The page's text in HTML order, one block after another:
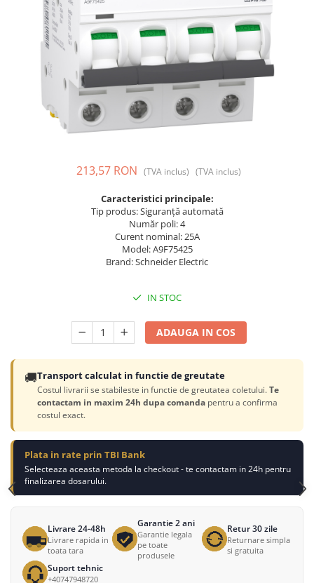
Prize și fișe industriale
Suporturi de fixare
Termostate
Variator de tensiune
213,57 RON (TVA inclus) (TVA inclus)
Caracteristici principale:
Tip produs: Siguranță automată
Număr poli: 4
Curent nominal: 25A
Model: A9F75425
Brand: Schneider Electric
IN STOC
ADAUGA IN COS
🚚Transport calculat in functie de greutate
Costul livrarii se stabileste in functie de greutatea coletului.Te
contactam in maxim 24h dupa comanda pentru a confirma
costul exact.
Plata in rate prin TBI Bank
Selecteaza aceasta metoda la checkout - te contactam in 24h pentru
finalizarea dosarului.
Livrare 24-48h
Livrare rapida in
toata tara
Garantie 2 ani
Garantie legala
pe toate
produsele
Retur 30 zile
Returnare simpla
si gratuita
Suport tehnic
+40747948720